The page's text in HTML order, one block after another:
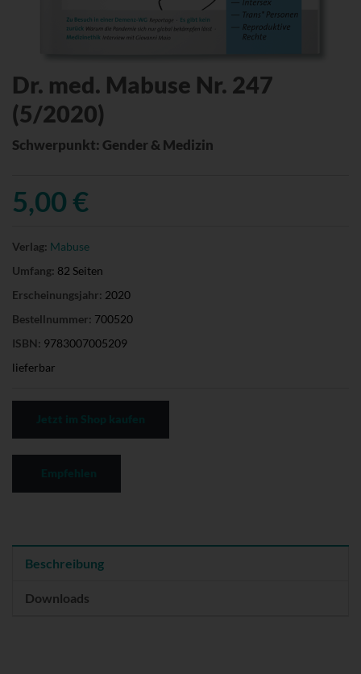
Dr. med. Mabuse Nr. 247
(5/2020)
Schwerpunkt: Gender & Medizin
5,00 €
Verlag: Mabuse
Umfang: 82 Seiten
Erscheinungsjahr: 2020
Bestellnummer: 700520
ISBN: 9783007005209
lieferbar
Beschreibung
Downloads